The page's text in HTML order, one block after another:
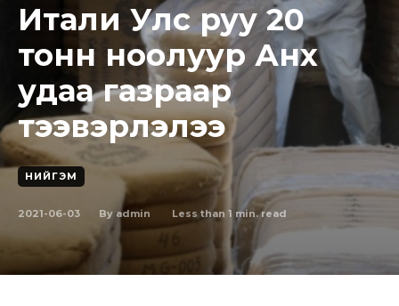
Итали Улс руу 20
тонн ноолуур Анх
удаа газраар
тээвэрлэлээ
НИЙГЭМ
2021-06-03 By admin Less than 1 min. read